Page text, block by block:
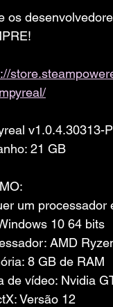
os
v1.0.4.30313-
21 GB
um processador
10 64 bits
AMD
8 GB de RAM
de vídeo: Nvidia
Versão 12